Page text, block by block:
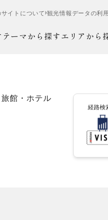
サイトについて 観光情報データの利
テーマから探すエリアから
旅館・ホテル
経路検